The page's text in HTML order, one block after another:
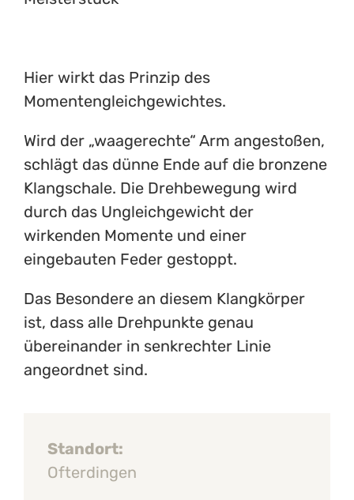
Hier wirkt das Prinzip des
Momentengleichgewichtes.
Wird der „waagerechte“ Arm angestoßen,
schlägt das dünne Ende auf die bronzene
Klangschale. Die Drehbewegung wird
durch das Ungleichgewicht der
wirkenden Momente und einer
eingebauten Feder gestoppt.
Das Besondere an diesem Klangkörper
ist, dass alle Drehpunkte genau
übereinander in senkrechter Linie
angeordnet sind.
Standort:
Ofterdingen